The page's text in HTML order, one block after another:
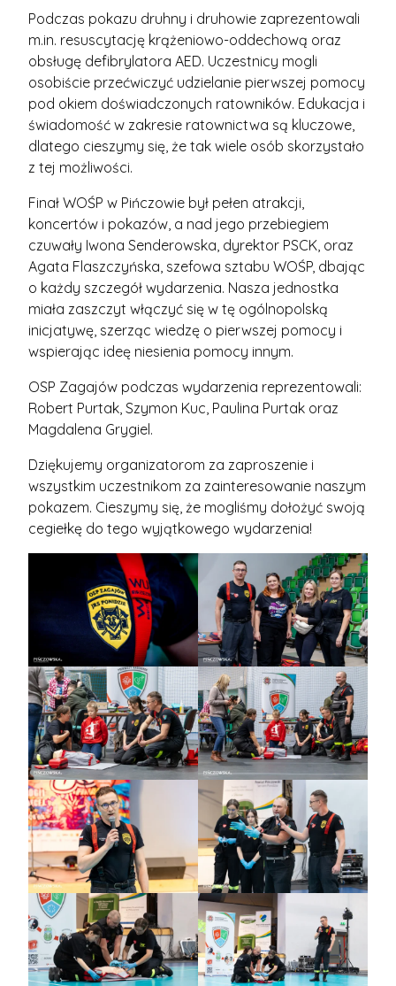
Podczas pokazu druhny i druhowie zaprezentowali
m.in. resuscytację krążeniowo-oddechową oraz
obsługę defibrylatora AED. Uczestnicy mogli
osobiście przećwiczyć udzielanie pierwszej pomocy
pod okiem doświadczonych ratowników. Edukacja i
świadomość w zakresie ratownictwa są kluczowe,
dlatego cieszymy się, że tak wiele osób skorzystało
z tej możliwości.
Finał WOŚP w Pińczowie był pełen atrakcji,
koncertów i pokazów, a nad jego przebiegiem
czuwały Iwona Senderowska, dyrektor PSCK, oraz
Agata Flaszczyńska, szefowa sztabu WOŚP, dbając
o każdy szczegół wydarzenia. Nasza jednostka
miała zaszczyt włączyć się w tę ogólnopolską
inicjatywę, szerząc wiedzę o pierwszej pomocy i
wspierając ideę niesienia pomocy innym.
OSP Zagajów podczas wydarzenia reprezentowali:
Robert Purtak, Szymon Kuc, Paulina Purtak oraz
Magdalena Grygiel.
Dziękujemy organizatorom za zaproszenie i
wszystkim uczestnikom za zainteresowanie naszym
pokazem. Cieszymy się, że mogliśmy dołożyć swoją
cegiełkę do tego wyjątkowego wydarzenia!